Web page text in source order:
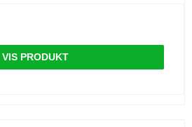
VIS PRODUKT